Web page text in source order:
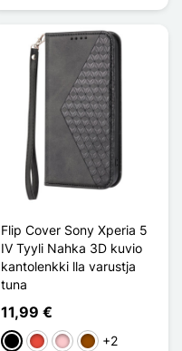
Flip Cover Sony Xperia 5
IV Tyyli Nahka 3D kuvio
kantolenkki lla varustja
tuna
11,99 €
MustaPunainen
PinkkiRuskea
+2